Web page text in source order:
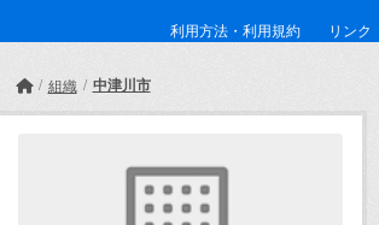
利用方法・利用規約 リンク
組織 中津川市